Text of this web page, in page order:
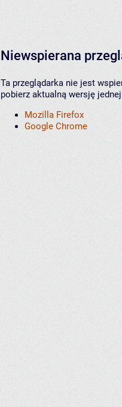
Niewspierana
Ta przeglądarka nie jest
pobierz aktualną wersję
Mozilla Firefox
Google Chrome